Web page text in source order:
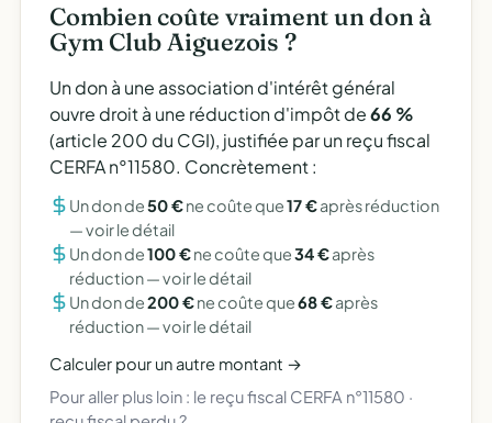
Combien coûte vraiment un don à
Gym Club Aiguezois ?
Un don à une association d'intérêt général
ouvre droit à une réduction d'impôt de66 %
(article 200 du CGI), justifiée par un reçu fiscal
CERFA n°11580. Concrètement :
Un don de50 €ne coûte que17 €après réduction
—voir le détail
Un don de100 €ne coûte que34 €après
réduction —voir le détail
Un don de200 €ne coûte que68 €après
réduction —voir le détail
Calculer pour un autre montant →
Pour aller plus loin : le reçu fiscal CERFA n°11580 ·